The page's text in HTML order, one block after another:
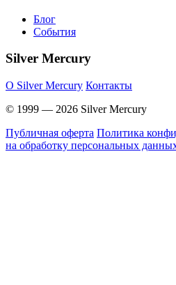
Блог
События
Silver Mercury
O Silver Mercury Контакты
© 1999 — 2026 Silver Mercury
Публичная оферта Политика
на обработку персональных